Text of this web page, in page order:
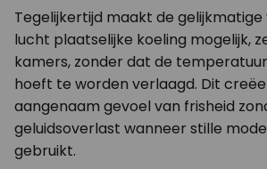
Tegelijkertijd maakt de
lucht plaatselijke koeling mogelijk,
kamers, zonder dat de
hoeft te worden verlaagd. Dit
aangenaam gevoel van frisheid
geluidsoverlast wanneer stille
gebruikt.